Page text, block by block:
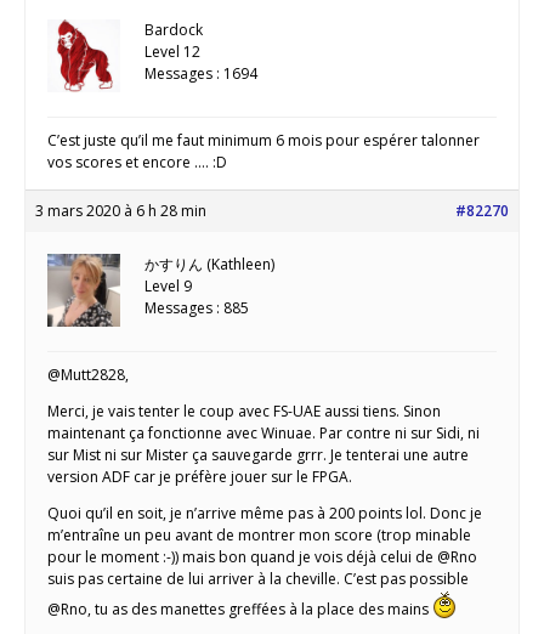
Bardock
Level 12
Messages : 1694
C’est juste qu’il me faut minimum 6 mois pour espérer talonner
vos scores et encore …. :D
3 mars 2020 à 6 h 28 min #82270
かすりん (Kathleen)
Level 9
Messages : 885
@Mutt2828,
Merci, je vais tenter le coup avec FS-UAE aussi tiens. Sinon
maintenant ça fonctionne avec Winuae. Par contre ni sur Sidi, ni
sur Mist ni sur Mister ça sauvegarde grrr. Je tenterai une autre
version ADF car je préfère jouer sur le FPGA.
Quoi qu’il en soit, je n’arrive même pas à 200 points lol. Donc je
m’entraîne un peu avant de montrer mon score (trop minable
pour le moment :-)) mais bon quand je vois déjà celui de @Rno
suis pas certaine de lui arriver à la cheville. C’est pas possible
@Rno, tu as des manettes greffées à la place des mains